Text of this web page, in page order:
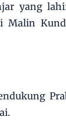
yang
Malin